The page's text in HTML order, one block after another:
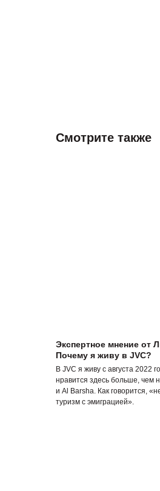
Смотрите также
Экспертное мнение от
Почему я живу в JVC?
В JVC я живу с августа 2022
нравится здесь больше, чем
и Al Barsha. Как говорится,
туризм с эмиграцией».